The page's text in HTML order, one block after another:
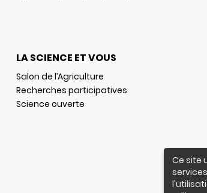
Ce site
LA SCIENCE ET VOUS
Salon de l’Agriculture
Recherches participatives
Science ouverte